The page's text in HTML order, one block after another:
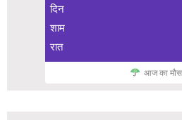
दिन
शाम
रात
आज का